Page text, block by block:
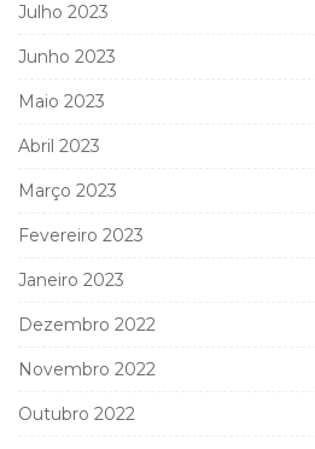
Julho 2023
Junho 2023
Maio 2023
Abril 2023
Março 2023
Fevereiro 2023
Janeiro 2023
Dezembro 2022
Novembro 2022
Outubro 2022